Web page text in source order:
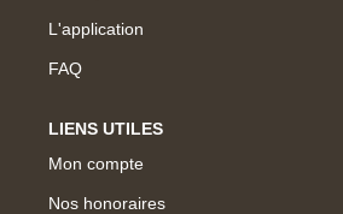
L'application
FAQ
LIENS UTILES
Mon compte
Nos honoraires